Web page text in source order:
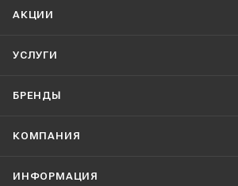
АКЦИИ
УСЛУГИ
БРЕНДЫ
КОМПАНИЯ
ИНФОРМАЦИЯ